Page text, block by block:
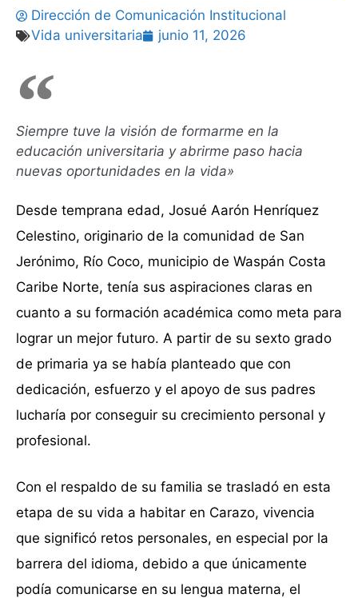
Dirección de Comunicación Institucional
Vida universitaria
junio 11, 2026
Siempre tuve la visión de formarme en la
educación universitaria y abrirme paso hacia
nuevas oportunidades en la vida»
Desde temprana edad, Josué Aarón Henríquez
Celestino, originario de la comunidad de San
Jerónimo, Río Coco, municipio de Waspán Costa
Caribe Norte, tenía sus aspiraciones claras en
cuanto a su formación académica como meta para
lograr un mejor futuro. A partir de su sexto grado
de primaria ya se había planteado que con
dedicación, esfuerzo y el apoyo de sus padres
lucharía por conseguir su crecimiento personal y
profesional.
Con el respaldo de su familia se trasladó en esta
etapa de su vida a habitar en Carazo, vivencia
que significó retos personales, en especial por la
barrera del idioma, debido a que únicamente
podía comunicarse en su lengua materna, el